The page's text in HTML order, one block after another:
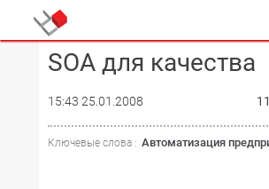
SOA для качества
15:43 25.01.2008
Ключевые слова : Автоматизация